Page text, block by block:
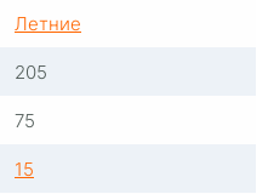
Летние
205
75
15